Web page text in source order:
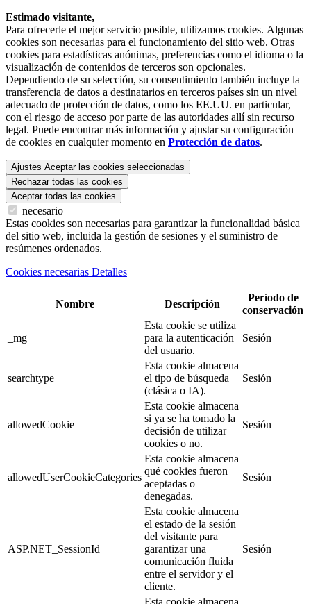
Estimado visitante,
Para ofrecerle el mejor servicio posible, utilizamos cookies. Algunas
cookies son necesarias para el funcionamiento del sitio web. Otras
cookies para estadísticas anónimas, preferencias como el idioma o la
visualización de contenidos de terceros son opcionales.
Dependiendo de su selección, su consentimiento también incluye la
transferencia de datos a destinatarios en terceros países sin un nivel
adecuado de protección de datos, como los EE.UU. en particular,
con el riesgo de acceso por parte de las autoridades allí sin recurso
legal. Puede encontrar más información y ajustar su configuración
de cookies en cualquier momento en Protección de datos.
Ajustes Aceptar las cookies seleccionadas
Rechazar todas las cookies
Aceptar todas las cookies
necesario
Estas cookies son necesarias para garantizar la funcionalidad básica
del sitio web, incluida la gestión de sesiones y el suministro de
resúmenes ordenados.
Cookies necesarias Detalles
Nombre Descripción
Período de
conservación
_mg
Esta cookie se utiliza
para la autenticación
del usuario.
Sesión
searchtype
Esta cookie almacena
el tipo de búsqueda
(clásica o IA).
Sesión
allowedCookie
Esta cookie almacena
si ya se ha tomado la
decisión de utilizar
cookies o no.
Sesión
allowedUserCookieCategories
Esta cookie almacena
qué cookies fueron
aceptadas o
denegadas.
Sesión
ASP.NET_SessionId
Esta cookie almacena
el estado de la sesión
del visitante para
garantizar una
comunicación fluida
entre el servidor y el
cliente.
Sesión
Esta cookie almacena